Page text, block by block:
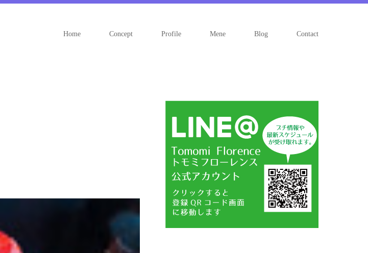
Home Concept Profile Mene Blog Contact